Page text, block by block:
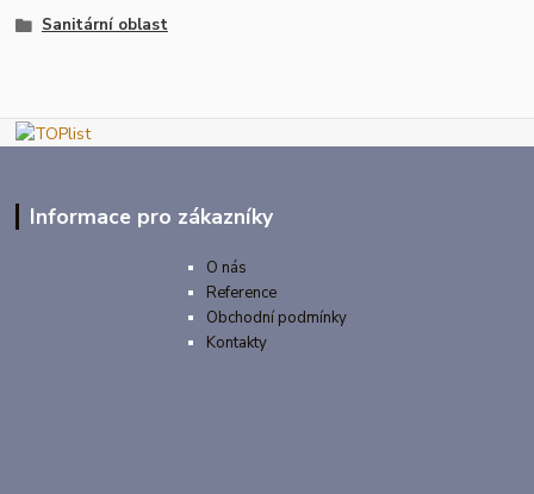
Sanitární oblast
Informace pro zákazníky
O nás
Reference
Obchodní podmínky
Kontakty